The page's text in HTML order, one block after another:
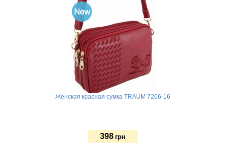
Женская красная сумка TRAUM 7206-16
398 грн